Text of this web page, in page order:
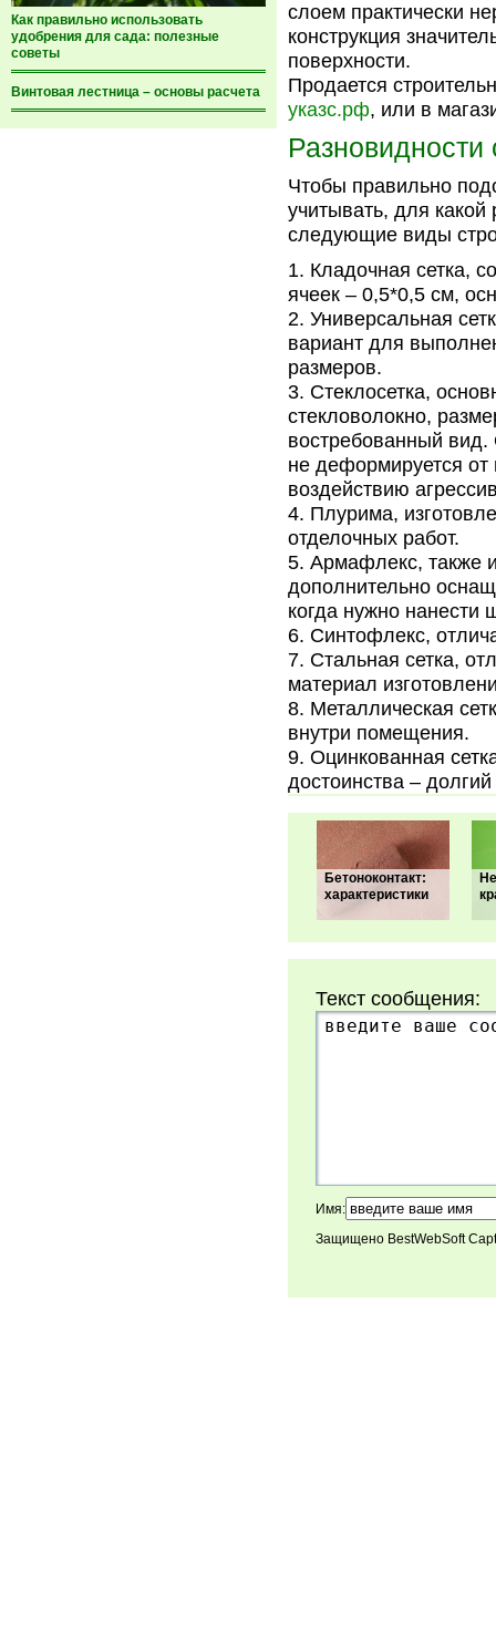
Как правильно использовать
удобрения для сада: полезные
советы
Винтовая лестница – основы расчета
слоем практически
конструкция
поверхности.
Продается
указс.рф, или в
Разновидности
Чтобы правильно
учитывать, для
следующие виды
Кладочная сетка,
ячеек – 0,5*0,5 см,
Универсальная
вариант для
размеров.
Стеклосетка,
стекловолокно,
востребованный вид.
не деформируется
воздействию
Плурима,
отделочных работ.
Армафлекс, также
дополнительно
когда нужно нанести
Синтофлекс,
Стальная сетка,
материал
Металлическая
внутри помещения.
Оцинкованная
достоинства –
Бетоноконтакт:
характеристики
Текст сообщения:
Имя:
Защищено BestWebSoft